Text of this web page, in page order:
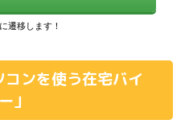
ンを使う在宅バイ
」